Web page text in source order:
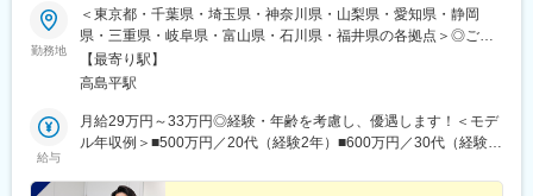
まずは実際の現場で先輩社員のOJTの下、一通りの工種を1人で管
理できるようになるまで、丁寧に研修・教育を実施します。
並行して、現場がない日には社内外の打ち合わせや書類作成の
他、営業に同行しての客先訪問などを通じ、業務の流れを一通り
学びます。
■組織構成
ます。
勤務地
＜東京都・千葉県・埼玉県・神奈川県・山梨県・愛知県・静岡
県・三重県・岐阜県・富山県・石川県・福井県の各拠点＞◎ご希
望の勤務地に配属となります。■首都圏事業部／東京都・千葉県・
埼玉県・神奈川県・山梨県■中部事業部／愛知県・静岡県・三重
ホームページの「会社情報」にある「事業所一覧」をご覧くださ
い。★リテール支店（東京都豊島区）では有資格者を積極採用
物取引士・建築士・建築施工管理技士〉の資格を保有している方
【最寄り駅】
高島平駅
給与
月給29万円～33万円◎経験・年齢を考慮し、優遇します！＜モデ
ル年収例＞■500万円／20代（経験2年）■600万円／30代（経験
島区）では有資格者を積極採用中！【年収例】500万円～800万円